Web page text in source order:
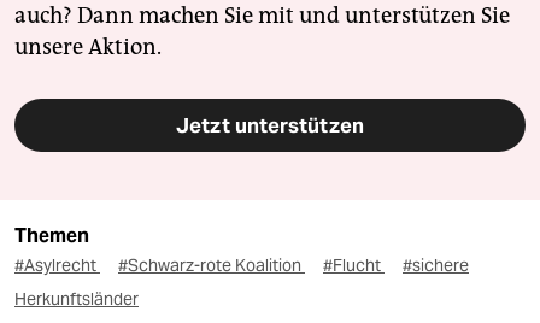
auch? Dann machen Sie mit und unterstützen Sie
unsere Aktion.
Jetzt unterstützen
Themen
#Asylrecht #Schwarz-rote Koalition #Flucht
#sichere
Herkunftsländer